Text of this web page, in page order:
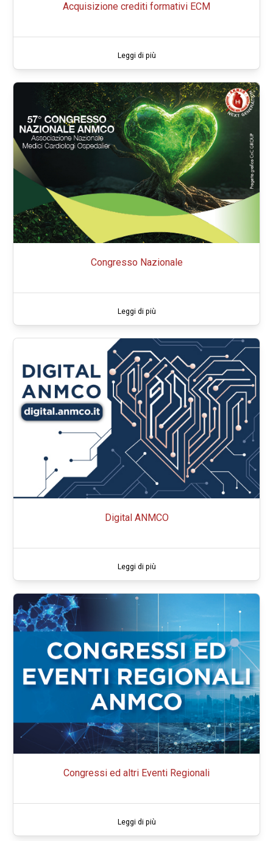
Acquisizione crediti formativi ECM
Leggi di più
Congresso Nazionale
Leggi di più
Digital ANMCO
Leggi di più
Congressi ed altri Eventi Regionali
Leggi di più